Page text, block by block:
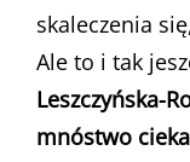
skaleczenia
Ale to i tak
Leszczyńska-
mnóstwo